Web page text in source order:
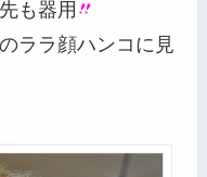
も器用
ララ顔ハンコに見